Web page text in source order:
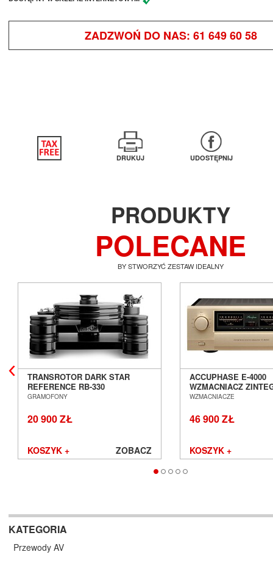
ZADZWOŃ DO NAS: 61 649 60 58
DRUKUJ UDOSTĘPNIJ
PRODUKTY
POLECANE
BY STWORZYĆ ZESTAW IDEALNY
TRANSROTOR DARK STAR
REFERENCE RB-330
GRAMOFON ANALOGOWY
GRAMOFONY
20 900 ZŁ
KOSZYK + ZOBACZ
ACCUPHASE E-4000
WZMACNIACZ
SALON POZNAŃ
WZMACNIACZE
46 900 ZŁ
KOSZYK +
KATEGORIA
Przewody AV